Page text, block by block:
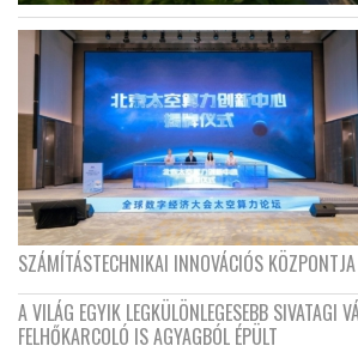
SZÁMÍTÁSTECHNIKAI INNOVÁCIÓS KÖZPONTJA
A VILÁG EGYIK LEGKÜLÖNLEGESEBB SIVATAGI
FELHŐKARCOLÓ IS AGYAGBÓL ÉPÜLT